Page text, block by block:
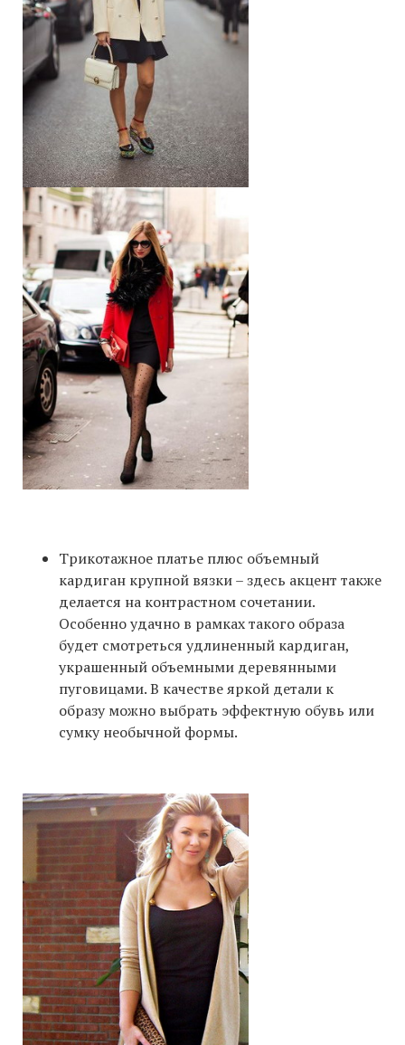
Трикотажное платье плюс объемный
кардиган крупной вязки – здесь акцент также
делается на контрастном сочетании.
Особенно удачно в рамках такого образа
будет смотреться удлиненный кардиган,
украшенный объемными деревянными
пуговицами. В качестве яркой детали к
образу можно выбрать эффектную обувь или
сумку необычной формы.